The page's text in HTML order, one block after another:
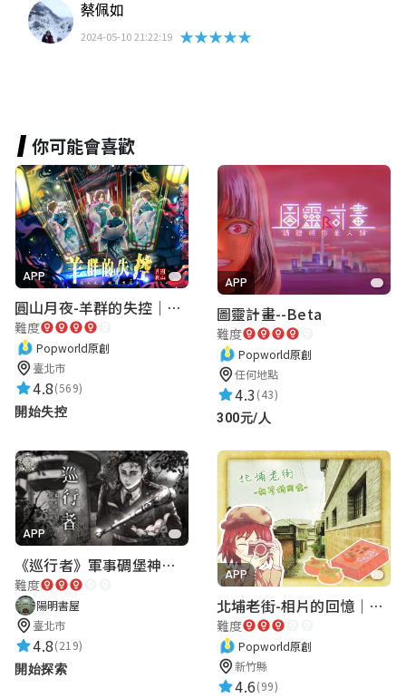
蔡佩如
2024-05-10 21:22:19 ★★★★★
你可能會喜歡
APP
圓山月夜-羊群的失控｜圓山飯店 ARG實境解謎遊戲
難度
Popworld原創
臺北市
4.8(569)
開始失控
APP
圖靈計畫--Beta
難度
Popworld原創
任何地點
4.3(43)
300元/人
APP
《巡行者》軍事碉堡神秘探索｜陽明書屋實境遊戲
難度
陽明書屋
臺北市
4.8(219)
開始探索
APP
北埔老街-相片的回憶｜新竹老街城市解謎
難度
Popworld原創
新竹縣
4.6(99)